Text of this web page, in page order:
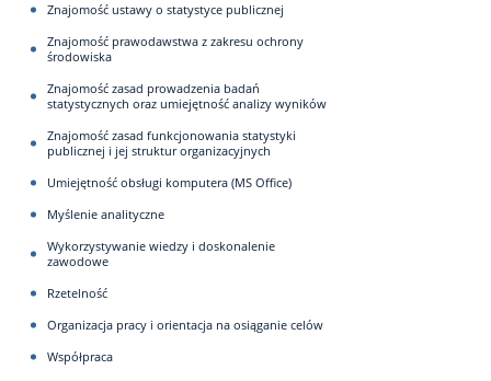
Znajomość ustawy o statystyce publicznej
Znajomość prawodawstwa z zakresu ochrony
środowiska
Znajomość zasad prowadzenia badań
statystycznych oraz umiejętność analizy wyników
Znajomość zasad funkcjonowania statystyki
publicznej i jej struktur organizacyjnych
Umiejętność obsługi komputera (MS Office)
Myślenie analityczne
Wykorzystywanie wiedzy i doskonalenie
zawodowe
Rzetelność
Organizacja pracy i orientacja na osiąganie celów
Współpraca